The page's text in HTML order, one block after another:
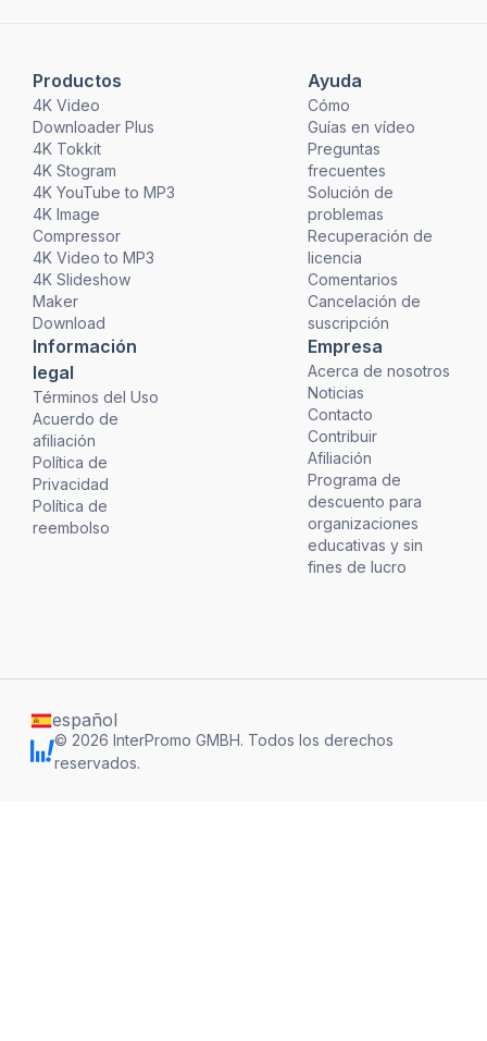
Productos
4K Video
Downloader Plus
4K Tokkit
4K Stogram
4K YouTube to MP3
4K Image
Compressor
4K Video to MP3
4K Slideshow
Maker
Download
Ayuda
Cómo
Guías en vídeo
Preguntas
frecuentes
Solución de
problemas
Recuperación de
licencia
Comentarios
Cancelación de
suscripción
Información
legal
Términos del Uso
Acuerdo de
afiliación
Política de
Privacidad
Política de
reembolso
Empresa
Acerca de nosotros
Noticias
Contacto
Contribuir
Afiliación
Programa de
descuento para
organizaciones
educativas y sin
fines de lucro
©2026 InterPromo GMBH. Todos los derechos
reservados.
español